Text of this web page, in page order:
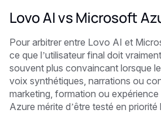
Lovo AI vs Microsoft
Pour arbitrer entre Lovo AI et
ce que l’utilisateur final doit
souvent plus convaincant lorsque
voix synthétiques, narrations ou
marketing, formation ou
Azure mérite d’être testé en priorité